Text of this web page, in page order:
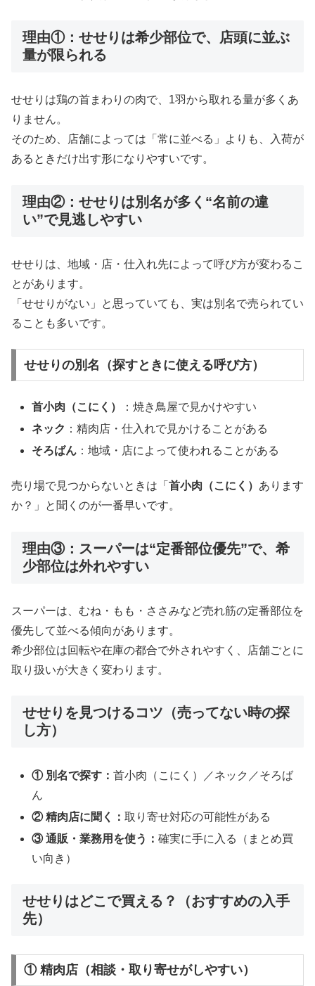
理由①：せせりは希少部位で、店頭に並ぶ
量が限られる
せせりは鶏の首まわりの肉で、1羽から取れる量が多くあ
りません。
そのため、店舗によっては「常に並べる」よりも、入荷が
あるときだけ出す形になりやすいです。
理由②：せせりは別名が多く“名前の違
い”で見逃しやすい
せせりは、地域・店・仕入れ先によって呼び方が変わるこ
とがあります。
「せせりがない」と思っていても、実は別名で売られてい
ることも多いです。
せせりの別名（探すときに使える呼び方）
首小肉（こにく）
：焼き鳥屋で見かけやすい
ネック ：精肉店・仕入れで見かけることがある
そろばん ：地域・店によって使われることがある
売り場で見つからないときは「 首小肉（こにく） あります
か？」と聞くのが一番早いです。
理由③：スーパーは“定番部位優先”で、希
少部位は外れやすい
スーパーは、むね・もも・ささみなど売れ筋の定番部位を
優先して並べる傾向があります。
希少部位は回転や在庫の都合で外されやすく、店舗ごとに
取り扱いが大きく変わります。
せせりを見つけるコツ（売ってない時の探
し方）
① 別名で探す：首小肉（こにく）／ネック／そろば
ん
② 精肉店に聞く：取り寄せ対応の可能性がある
③ 通販・業務用を使う：確実に手に入る（まとめ買
い向き）
せせりはどこで買える？（おすすめの入手
先）
① 精肉店（相談・取り寄せがしやすい）